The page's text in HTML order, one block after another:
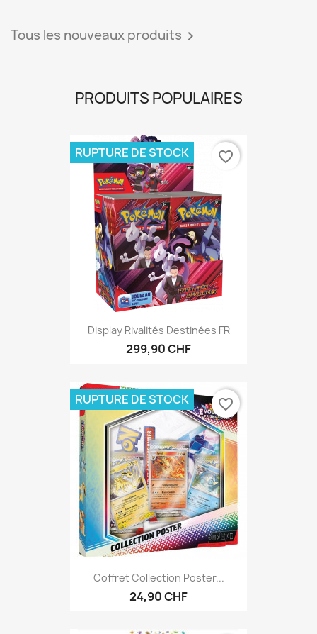
Tous les nouveaux produits 
PRODUITS POPULAIRES
Display Rivalités Destinées FR
299,90 CHF
RUPTURE DE STOCK favorite_border
Coffret Collection Poster...
24,90 CHF
RUPTURE DE STOCK favorite_border